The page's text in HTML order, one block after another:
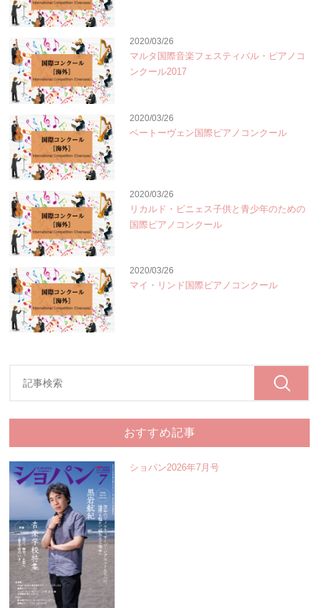
2020/03/26
マルタ国際音楽フェスティバル・ピアノコ
ンクール2017
2020/03/26
ベートーヴェン国際ピアノコンクール
2020/03/26
リカルド・ビニェス子供と青少年のための
国際ピアノコンクール
2020/03/26
マイ・リンド国際ピアノコンクール
おすすめ記事
ショパン2026年7月号